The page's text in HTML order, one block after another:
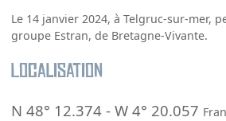
Le 14 janvier 2024, à Telgruc-sur-mer,
groupe Estran, de Bretagne-Vivante.
Localisation
N 48° 12.374 -W 4° 20.057